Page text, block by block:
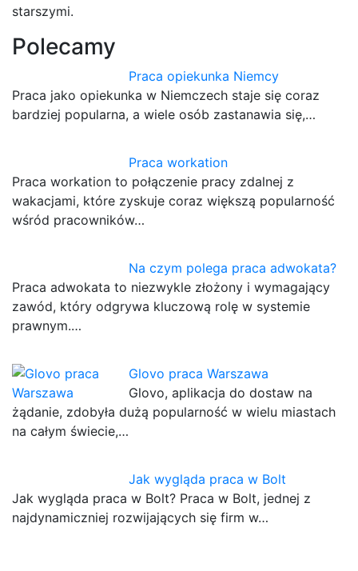
starszymi.
Polecamy
Praca opiekunka Niemcy
Praca jako opiekunka w Niemczech staje się coraz
bardziej popularna, a wiele osób zastanawia się,…
Praca workation
Praca workation to połączenie pracy zdalnej z
wakacjami, które zyskuje coraz większą popularność
wśród pracowników…
Na czym polega praca adwokata?
Praca adwokata to niezwykle złożony i wymagający
zawód, który odgrywa kluczową rolę w systemie
prawnym.…
Glovo praca Warszawa
Glovo, aplikacja do dostaw na
żądanie, zdobyła dużą popularność w wielu miastach
na całym świecie,…
Jak wygląda praca w Bolt
Jak wygląda praca w Bolt? Praca w Bolt, jednej z
najdynamiczniej rozwijających się firm w…